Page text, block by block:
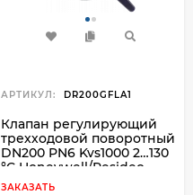
АРТИКУЛ: DR200GFLA1
Клапан регулирующий
трехходовой поворотный
DN200 PN6 Kvs1000 2…130
°C Honeywell/Resideo
DR200GFLA1
ЗАКАЗАТЬ